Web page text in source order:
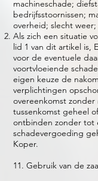
machineschade;
bedrijfsstoornissen;
overheid; slecht
Als zich een situatie
lid 1 van dit artikel is,
voor de eventuele
voortvloeiende
eigen keuze de
verplichtingen
overeenkomst zonder
tussenkomst geheel
ontbinden zonder tot
schadevergoeding
Koper.
11. Gebruik van de